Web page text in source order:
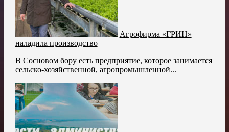
Агрофирма «ГРИН»
наладила производство
В Сосновом бору есть предприятие, которое занимается
сельско-хозяйственной, агропромышленной...